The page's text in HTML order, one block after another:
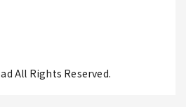
All Rights Reserved.